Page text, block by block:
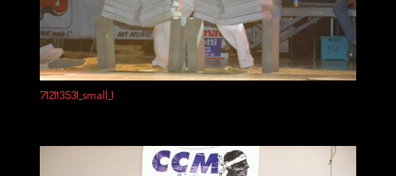
712113531_small_1